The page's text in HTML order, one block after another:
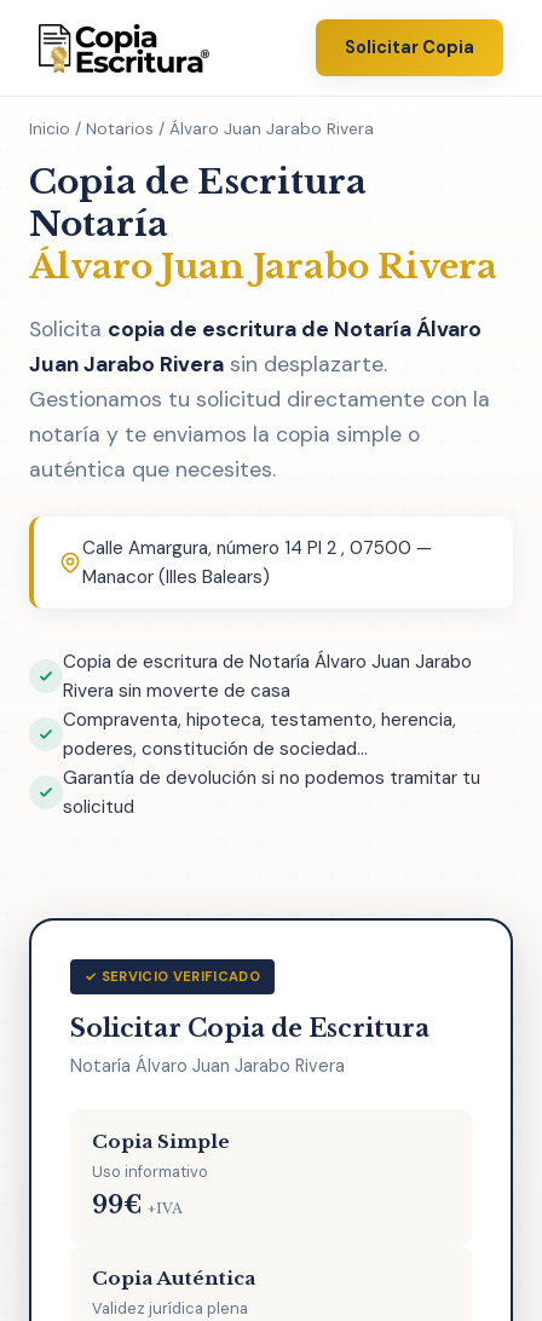
Solicitar Copia
Inicio / Notarios / Álvaro Juan Jarabo Rivera
Copia de Escritura
Notaría
Álvaro Juan Jarabo Rivera
Solicita copia de escritura de Notaría Álvaro
Juan Jarabo Rivera sin desplazarte.
Gestionamos tu solicitud directamente con la
notaría y te enviamos la copia simple o
auténtica que necesites.
Calle Amargura, número 14 Pl 2 , 07500 —
Manacor (Illes Balears)
Copia de escritura de Notaría Álvaro Juan Jarabo
Rivera sin moverte de casa
Compraventa, hipoteca, testamento, herencia,
poderes, constitución de sociedad...
Garantía de devolución si no podemos tramitar tu
solicitud
✓ SERVICIO VERIFICADO
Solicitar Copia de Escritura
Notaría Álvaro Juan Jarabo Rivera
Copia Simple
Uso informativo
99€ +IVA
Copia Auténtica
Validez jurídica plena